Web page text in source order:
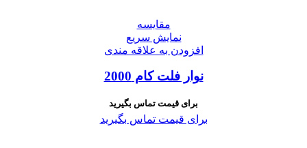
مقايسه
نمایش سریع
افزودن به علاقه مندی
نوار فلت کام 2000
برای قیمت تماس بگیرید
برای قیمت تماس بگیرید